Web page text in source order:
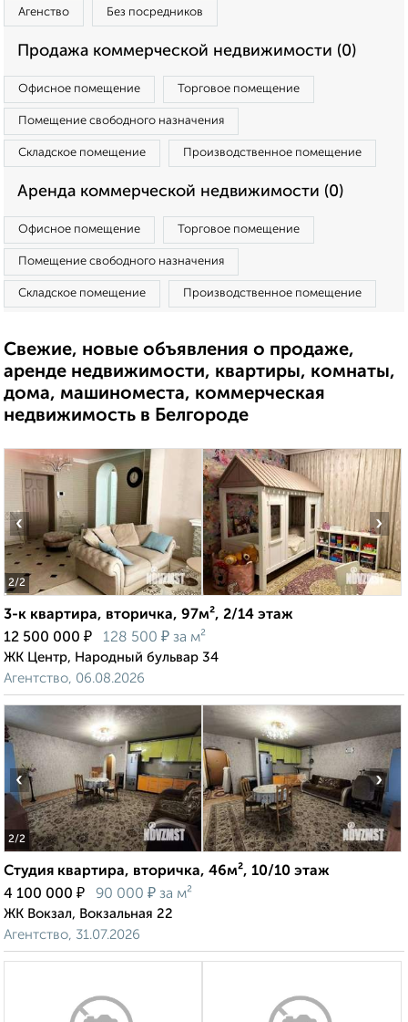
Агенство Без посредников
Продажа коммерческой недвижимости (0)
Офисное помещение Торговое помещение
Помещение свободного назначения
Складское помещение Производственное помещение
Аренда коммерческой недвижимости (0)
Офисное помещение Торговое помещение
Помещение свободного назначения
Складское помещение Производственное помещение
Свежие, новые объявления о продаже,
аренде недвижимости, квартиры, комнаты,
дома, машиноместа, коммерческая
недвижимость в Белгороде
2/2
‹ ›
3-к квартира, вторичка, 97м², 2/14 этаж
12 500 000 ₽ 128 500 ₽ за м²
ЖК Центр, Народный бульвар 34
Агентство, 06.08.2026
2/2
‹ ›
Студия квартира, вторичка, 46м², 10/10 этаж
4 100 000 ₽ 90 000 ₽ за м²
ЖК Вокзал, Вокзальная 22
Агентство, 31.07.2026